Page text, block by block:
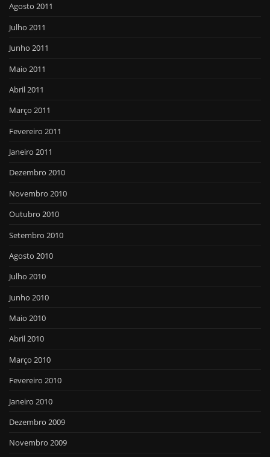
Agosto 2011
Julho 2011
Junho 2011
Maio 2011
Abril 2011
Março 2011
Fevereiro 2011
Janeiro 2011
Dezembro 2010
Novembro 2010
Outubro 2010
Setembro 2010
Agosto 2010
Julho 2010
Junho 2010
Maio 2010
Abril 2010
Março 2010
Fevereiro 2010
Janeiro 2010
Dezembro 2009
Novembro 2009